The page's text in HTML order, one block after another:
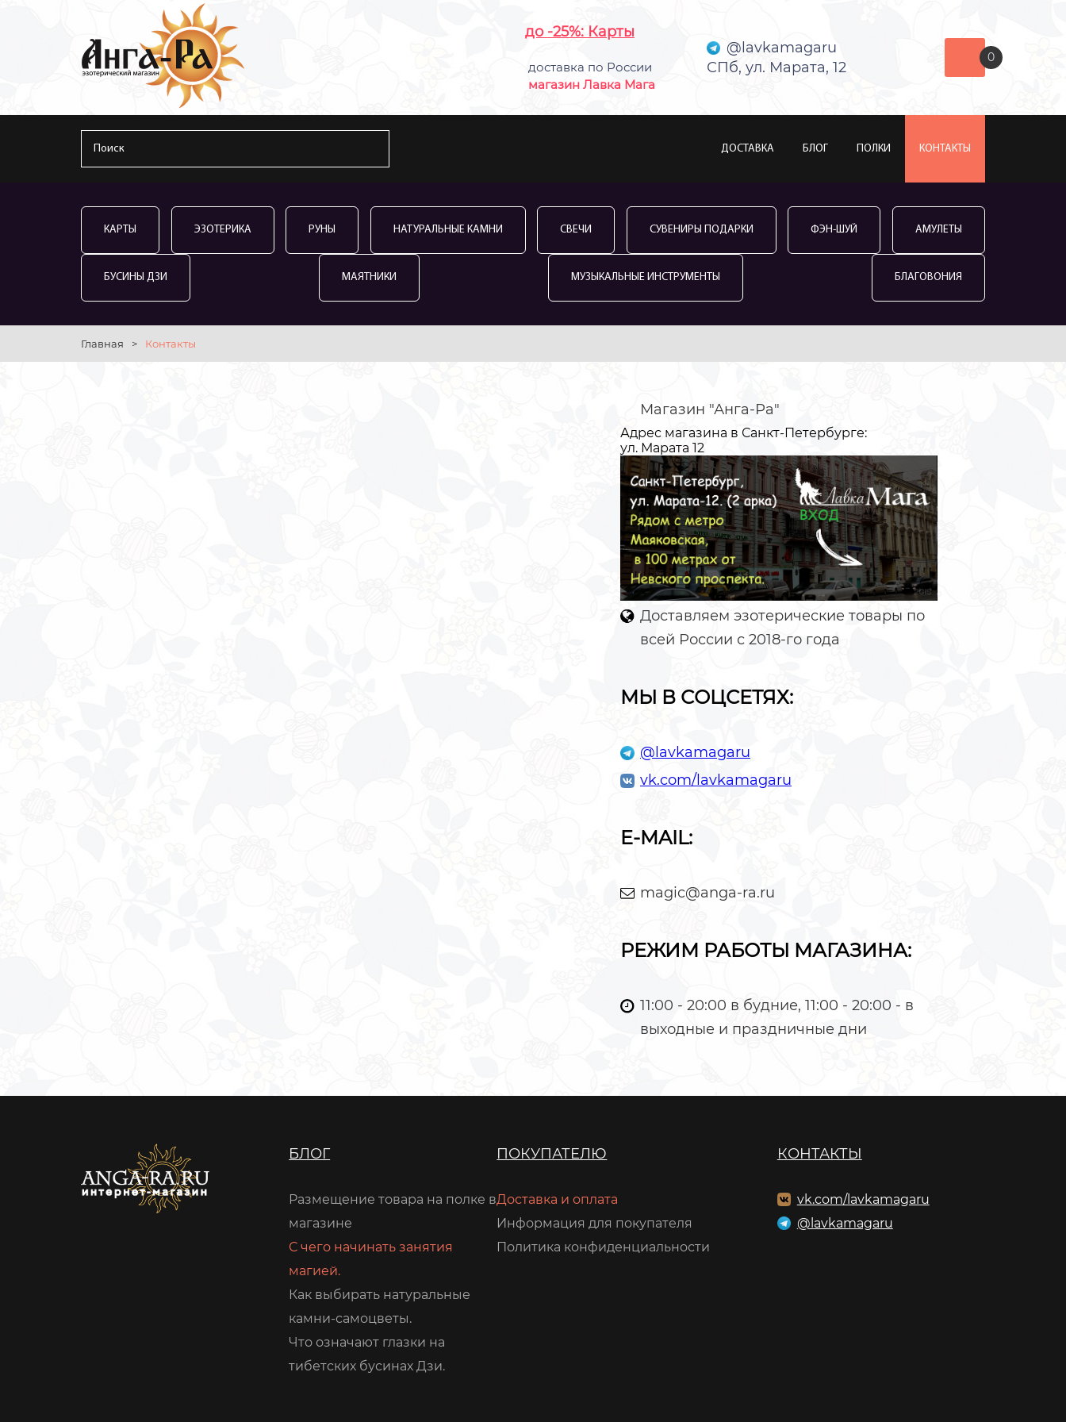
до -25%: Карты
доставка по России
магазин Лавка Мага
@lavkamagaru
СПб, ул. Марата, 12
0
ДОСТАВКА БЛОГ ПОЛКИ КОНТАКТЫ
КАРТЫ ЭЗОТЕРИКА РУНЫ НАТУРАЛЬНЫЕ КАМНИ СВЕЧИ СУВЕНИРЫ ПОДАРКИ ФЭН-ШУЙ АМУЛЕТЫ
БУСИНЫ ДЗИ МАЯТНИКИ МУЗЫКАЛЬНЫЕ ИНСТРУМЕНТЫ БЛАГОВОНИЯ
Главная > Контакты
Магазин "Анга-Ра"
Адрес магазина в Санкт-Петербурге:
ул. Марата 12
Доставляем эзотерические товары по
всей России с 2018-го года
МЫ В СОЦСЕТЯХ:
@lavkamagaru
vk.com/lavkamagaru
E-MAIL:
magic@anga-ra.ru
РЕЖИМ РАБОТЫ МАГАЗИНА:
11:00 - 20:00 в будние, 11:00 - 20:00 - в
выходные и праздничные дни
БЛОГ
Размещение товара на полке в
магазине
С чего начинать занятия
магией.
Как выбирать натуральные
камни-самоцветы.
Что означают глазки на
тибетских бусинах Дзи.
ПОКУПАТЕЛЮ
Доставка и оплата
Информация для покупателя
Политика конфиденциальности
КОНТАКТЫ
vk.com/lavkamagaru
@lavkamagaru